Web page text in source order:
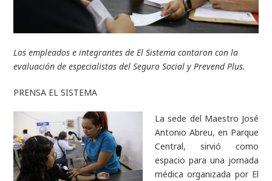
Los empleados e integrantes de El Sistema contaron con la
evaluación de especialistas del Seguro Social y Prevend Plus.
PRENSA EL SISTEMA
La sede del Maestro José
Antonio Abreu, en Parque
Central, sirvió como
espacio para una jornada
médica organizada por El